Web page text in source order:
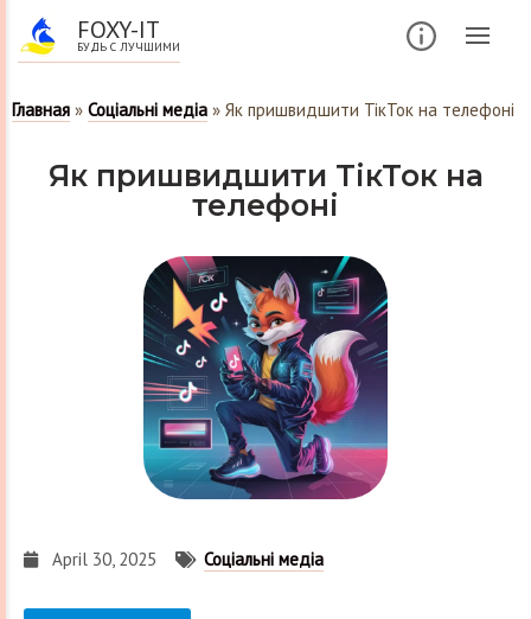
FOXY-IT
БУДЬ С ЛУЧШИМИ
Главная » Соціальні медіа » Як пришвидшити ТікТок на телефоні
Як пришвидшити ТікТок на
телефоні
April 30, 2025 Соціальні медіа